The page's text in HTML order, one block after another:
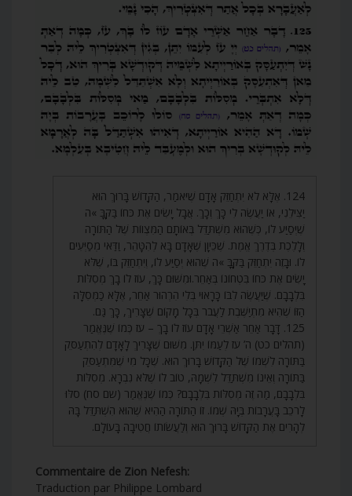
124. אֶלָּא לֹא יִתְחַזֵּק אָדָם שֶׁיֹּאמַר, הַקָּדוֹשׁ בָּרוּךְ הוּא
יַצִּילֵנִי, אוֹ יַעֲשֶׂה לִי כָּךְ וְכָךְ. אֲבָל יָשִׂים אֶת כֹּחוֹ בַּקָּבָּ »ה
שֶׁיְּסַיַּע לוֹ, כְּשֶׁהוּא מִשְׁתַּדֵּל בְּאוֹתָם הַמִּצְווֹת שֶׁל הַתּוֹרָה
וְלָלֶכֶת בְּדֶרֶךְ אֱמֶת. שֶׁכֵּיוָן שֶׁאָדָם בָּא לְהִטָּהֵר, וַדַּאי מְסַיְּעִים
לוֹ. וּבָזֶה יִתְחַזֵּק בַּקָּבָּ »ה שֶׁהוּא יְסַיַּע לוֹ, וְיִתְחַזֵּק בּוֹ, שֶׁלֹּא
יָשִׂים אֶת כֹּחוֹ בִּטְחוֹנוֹ בְּאַחֵר.וּמִשּׁוּם כָּךְ, עוֹז לוֹ בָךְ מְסִלּוֹת
בִּלְבָבָם. שֶׁיַּעֲשֶׂה לִבּוֹ כָּרָאוּי בְּלִי הִרְהוּר אַחֵר, אֶלָּא כַּמְּסִלָּה
הַזּוֹ שֶׁהִיא מִתְיַשֶּׁבֶת לַעֲבֹר בְּכָל מָקוֹם שֶׁצָּרִיךְ, כָּךְ גַּם.
125. דָּבָר אַחֵר אַשְׁרֵי אָדָם עוֹז לוֹ בָךְ – עֹז כְּמוֹ שֶׁנֶּאֱמַר
(תהלים כט) ה’ עֹז לְעַמּוֹ יִתֵּן. מִשּׁוּם שֶׁצָּרִיךְ לָאָדָם לְהִתְעַסֵּק
בַּתּוֹרָה לִשְׁמוֹ שֶׁל הַקָּדוֹשׁ בָּרוּךְ הוּא. שֶׁכָּל מִי שֶׁמִּתְעַסֵּק
בַּתּוֹרָה וְאֵינוֹ מִשְׁתַּדֵּל לִשְׁמָהּ, טוֹב לוֹ שֶׁלֹּא נִבְרָא. מְסִלּוֹת
בִּלְבָבָם, מַה זֶּה מְסִלּוֹת בִּלְבָבָם? כְּמוֹ שֶׁנֶּאֱמַר (שם סח) סֹלּוּ
לָרֹכֵב בָּעֲרָבוֹת בְּיָהּ שְׁמוֹ. זוֹ הַתּוֹרָה הַהִיא שֶׁהוּא הִשְׁתַּדֵּל בָּהּ
לְהָרִים אֶת הַקָּדוֹשׁ בָּרוּךְ הוּא וְלַעֲשׂוֹתוֹ חֲטִיבָה בָּעוֹלָם.
Commentaire de Zion Nefesh:
Traduction par Philippe Lombard